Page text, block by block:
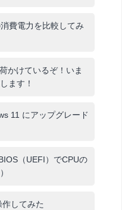
費電力を比較してみ
かけているぞ！いま
ます！
11 にアップグレード
（UEFI）でCPUの
してみた